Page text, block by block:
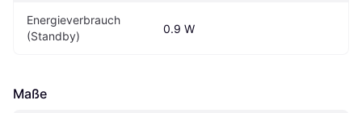
Energieverbrauch
(Standby)
0.9 W
Maße